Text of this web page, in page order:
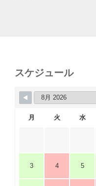
スケジュール
月 火 水
3 4 5